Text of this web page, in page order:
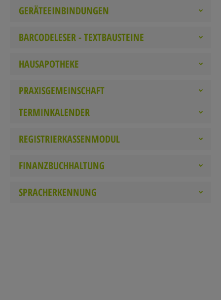
GERÄTEEINBINDUNGEN
BARCODELESER - TEXTBAUSTEINE
HAUSAPOTHEKE
PRAXISGEMEINSCHAFT
TERMINKALENDER
REGISTRIERKASSENMODUL
FINANZBUCHHALTUNG
SPRACHERKENNUNG